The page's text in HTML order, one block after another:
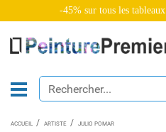
-45% sur tous les tableaux
ACCUEIL ARTISTE JULIO POMAR